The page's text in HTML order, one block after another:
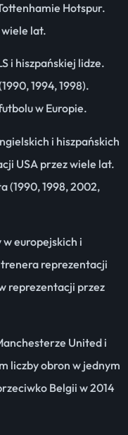
Hotspur.
lat.
i hiszpańskiej lidze.
1994, 1998).
w Europie.
i hiszpańskich
USA przez wiele lat.
(1990, 1998, 2002,
europejskich i
reprezentacji
reprezentacji przez
United i
liczby obron w jednym
Belgii w 2014